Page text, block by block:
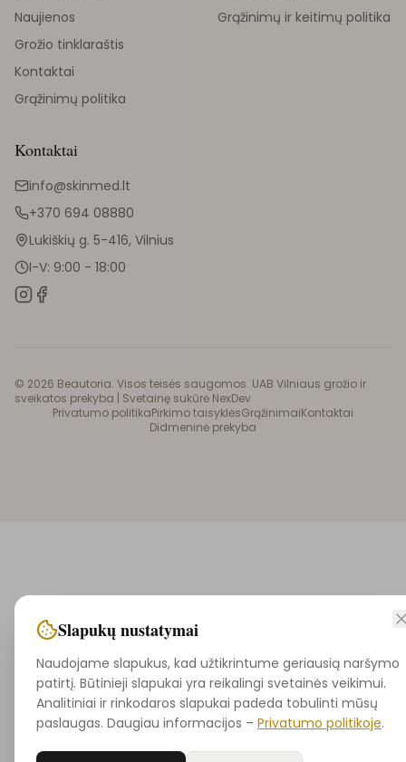
Naujienos
Grožio tinklaraštis
Kontaktai
Grąžinimų politika
Grąžinimų ir keitimų politika
Kontaktai
info@skinmed.lt
+370 694 08880
Lukiškių g. 5-416, Vilnius
I-V: 9:00 - 18:00
© 2026 Beautoria. Visos teisės saugomos. UAB Vilniaus grožio ir
sveikatos prekyba | Svetainę sukūrė NexDev
Privatumo politikaPirkimo taisyklėsGrąžinimaiKontaktai
Didmeninė prekyba
Slapukų nustatymai
Naudojame slapukus, kad užtikrintume geriausią naršymo
patirtį. Būtinieji slapukai yra reikalingi svetainės veikimui.
Analitiniai ir rinkodaros slapukai padeda tobulinti mūsų
paslaugas. Daugiau informacijos – Privatumo politikoje.